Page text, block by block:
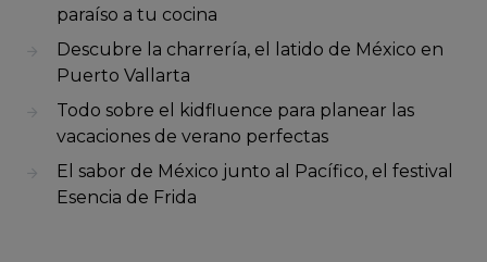
paraíso a tu cocina
Descubre la charrería, el latido de México en
Puerto Vallarta
Todo sobre el kidfluence para planear las
vacaciones de verano perfectas
El sabor de México junto al Pacífico, el festival
Esencia de Frida